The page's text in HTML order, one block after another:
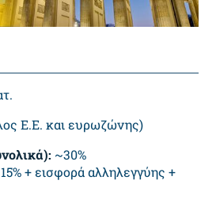
Ε.Ε. και ευρωζώνης)
~30%
+ εισφορά αλληλεγγύης +